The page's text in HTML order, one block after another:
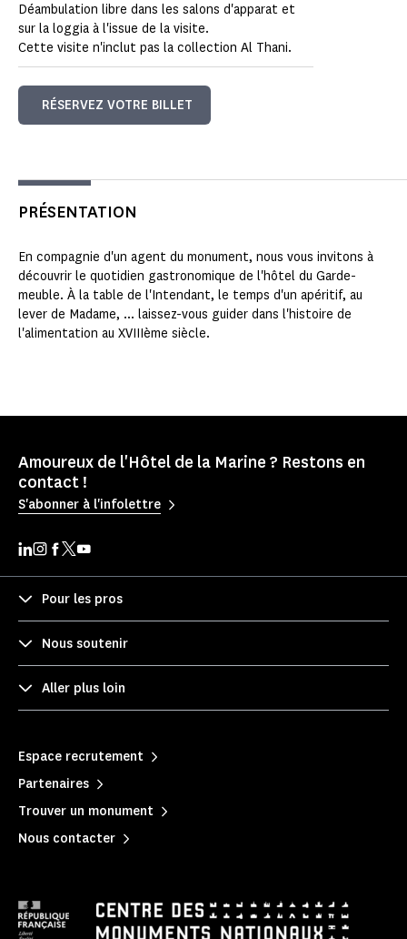
Déambulation libre dans les salons d'apparat et
sur la loggia à l'issue de la visite.
Cette visite n'inclut pas la collection Al Thani.
RÉSERVEZ VOTRE BILLET
PRÉSENTATION
En compagnie d'un agent du monument, nous vous invitons à
découvrir le quotidien gastronomique de l'hôtel du Garde-
meuble. À la table de l'Intendant, le temps d'un apéritif, au
lever de Madame, ... laissez-vous guider dans l'histoire de
l'alimentation au XVIIIème siècle.
Amoureux de l'Hôtel de la Marine ? Restons en
contact !
S'abonner à l'infolettre
Pour les pros
Nous soutenir
Aller plus loin
Espace recrutement
Partenaires
Trouver un monument
Nous contacter